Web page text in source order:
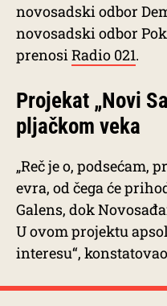
novosadski odbor
novosadski odbor
prenosiRadio 021.
Projekat „Novi
pljačkom veka
„Reč je o, podsećam,
evra, od čega će
Galens, dok
U ovom projektu
interesu“,